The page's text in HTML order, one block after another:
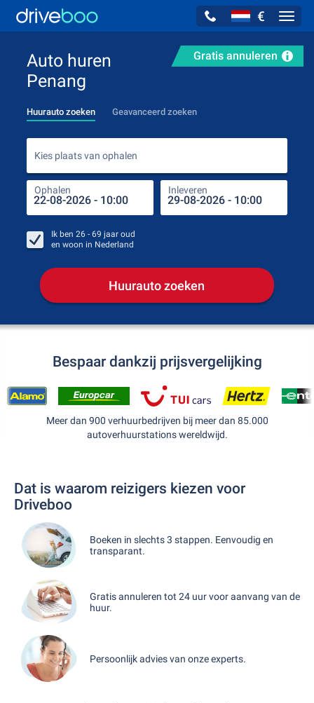
€
Gratis annuleren
Auto huren
Penang
Huurauto zoeken Geavanceerd zoeken
Kies plaats van ophalen
Ophalen Inleveren
Ik ben 26 - 69 jaar oud
en woon in Nederland
Huurauto zoeken
Bespaar dankzij prijsvergelijking
Meer dan 900 verhuurbedrijven bij meer dan 85.000
autoverhuurstations wereldwijd.
Dat is waarom reizigers kiezen voor
Driveboo
Boeken in slechts 3 stappen. Eenvoudig en
transparant.
Gratis annuleren tot 24 uur voor aanvang van de
huur.
Persoonlijk advies van onze experts.